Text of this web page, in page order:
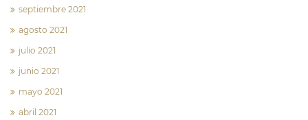
septiembre 2021
agosto 2021
julio 2021
junio 2021
mayo 2021
abril 2021